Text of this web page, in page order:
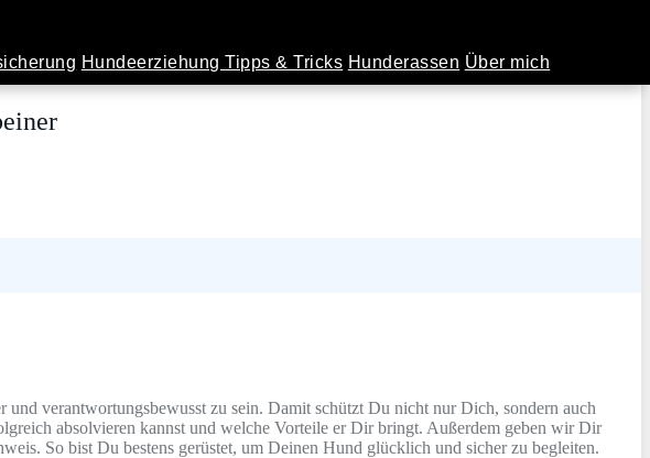
Hundeerziehung Tipps & Tricks Hunderassen Über mich
verantwortungsbewusst zu sein. Damit schützt Du nicht nur Dich, sondern auch
absolvieren kannst und welche Vorteile er Dir bringt. Außerdem geben wir Dir
So bist Du bestens gerüstet, um Deinen Hund glücklich und sicher zu begleiten.